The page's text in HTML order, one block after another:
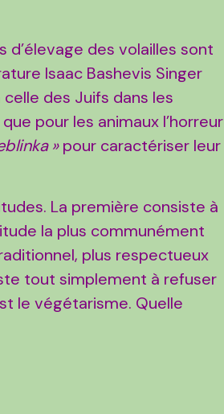
d’élevage des volailles sont
Isaac Bashevis Singer
des Juifs dans les
pour les animaux l’horreur
»pour caractériser leur
La première consiste à
la plus communément
plus respectueux
tout simplement à refuser
le végétarisme. Quelle